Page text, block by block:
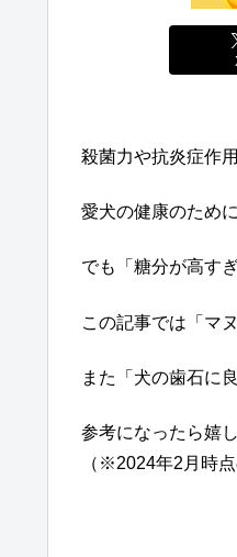
殺菌力や抗炎症作
愛犬の健康のため
でも「糖分が高す
この記事では「マ
また「犬の歯石に
参考になったら嬉
（※2024年2月時点